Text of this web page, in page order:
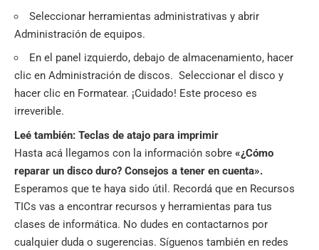
Seleccionar herramientas administrativas y abrir
Administración de equipos.
En el panel izquierdo, debajo de almacenamiento, hacer
clic en Administración de discos. Seleccionar el disco y
hacer clic en Formatear. ¡Cuidado! Este proceso es
irreverible.
Leé también: Teclas de atajo para imprimir
Hasta acá llegamos con la información sobre «¿Cómo
reparar un disco duro? Consejos a tener en cuenta».
Esperamos que te haya sido útil. Recordá que en Recursos
TICs vas a encontrar recursos y herramientas para tus
clases de informática. No dudes en contactarnos por
cualquier duda o sugerencias. Síguenos también en redes